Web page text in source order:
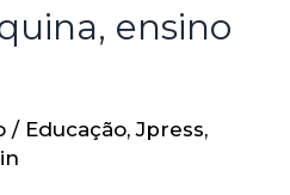
ensino
/ Educação,Jpress,